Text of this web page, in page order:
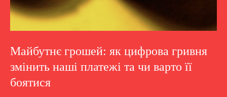
Майбутнє грошей: як цифрова гривня
змінить наші платежі та чи варто її
боятися